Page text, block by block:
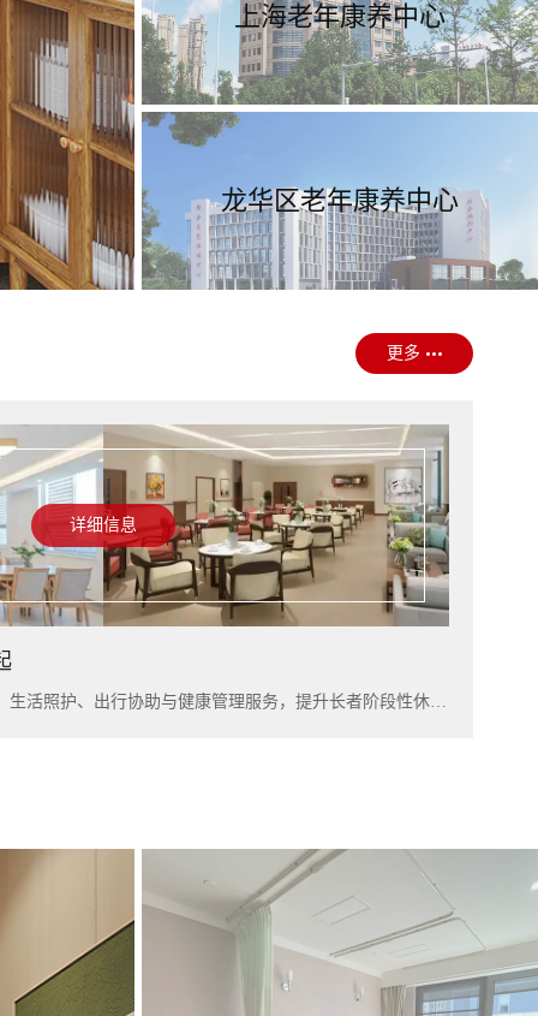
上海老年康养中心
龙华区老年康养中心
更多
详细信息